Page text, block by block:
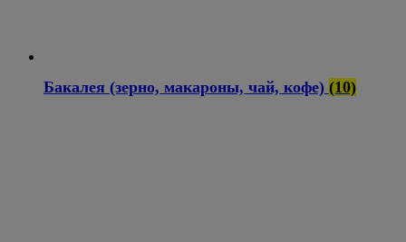
Бакалея (зерно, макароны, чай, кофе) (10)